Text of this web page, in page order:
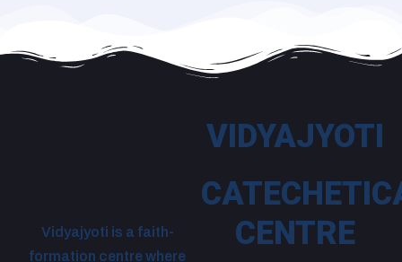
Vidyajyoti is a faith-
formation centre where
VIDYAJYOTI
CENTRE